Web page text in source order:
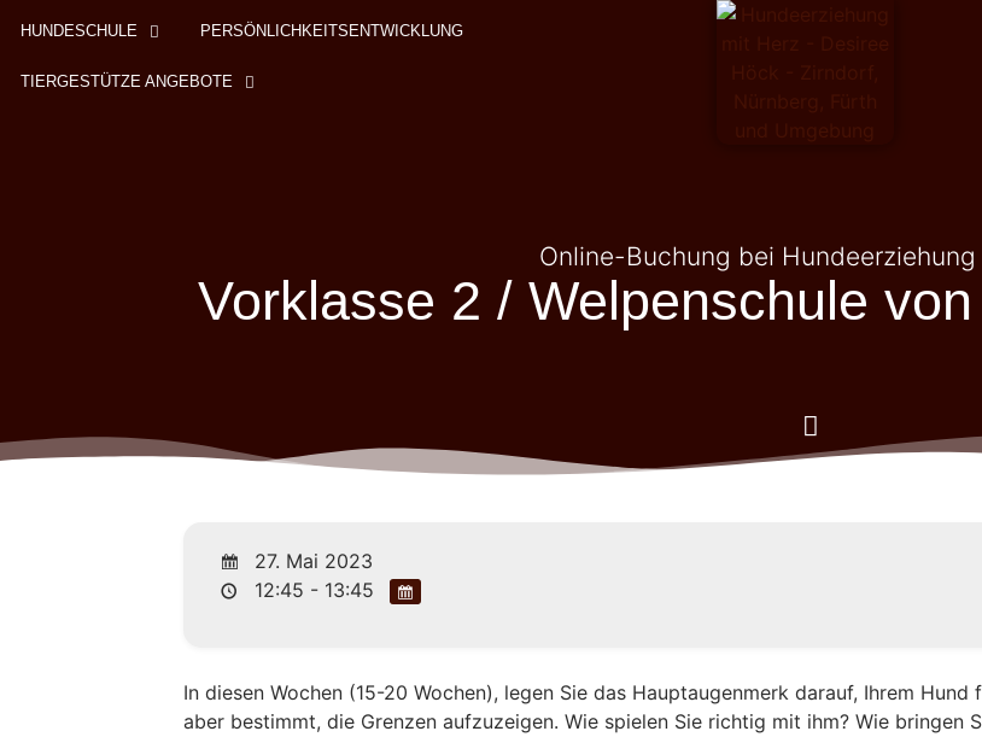
HUNDESCHULE PERSÖNLICHKEITSENTWICKLUNG
TIERGESTÜTZE ANGEBOTE
Online-Buchung bei
Vorklasse 2 / Welpenschule
27. Mai 2023
12:45 - 13:45
In diesen Wochen (15-20 Wochen), legen Sie das Hauptaugenmerk darauf, Ihrem Hund
aber bestimmt, die Grenzen aufzuzeigen. Wie spielen Sie richtig mit ihm? Wie bringen